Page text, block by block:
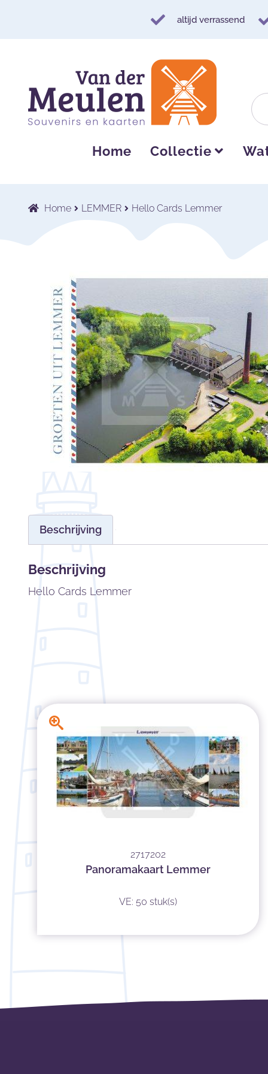
altijd verrassend
navigatie
inhoud
Home Collectie
Home LEMMER Hello Cards Lemmer
Beschrijving
Beschrijving
Hello Cards Lemmer
2717202
Panoramakaart Lemmer
VE: 50 stuk(s)